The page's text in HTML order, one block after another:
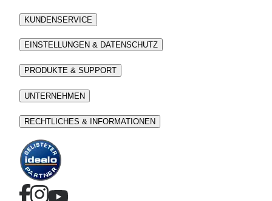
KUNDENSERVICE
EINSTELLUNGEN & DATENSCHUTZ
PRODUKTE & SUPPORT
UNTERNEHMEN
RECHTLICHES & INFORMATIONEN